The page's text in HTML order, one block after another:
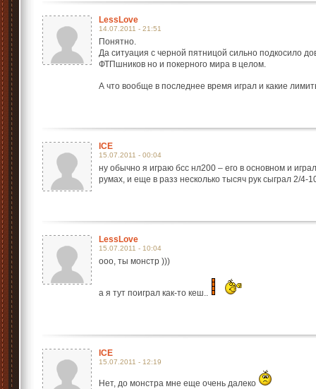
LessLove
14.07.2011 - 21:51
Понятно.
Да ситуация с черной пятницой сильно подкосило
ФТПшников но и покерного мира в целом.
А что вообще в последнее время играл и какие
ICE
15.07.2011 - 00:04
ну обычно я играю бсс нл200 – его в основном и
румах, и еще в разз несколько тысяч рук сыграл 2/4-
LessLove
15.07.2011 - 10:04
ооо, ты монстр )))
а я тут поиграл как-то кеш..
ICE
15.07.2011 - 12:19
Нет, до монстра мне еще очень далеко